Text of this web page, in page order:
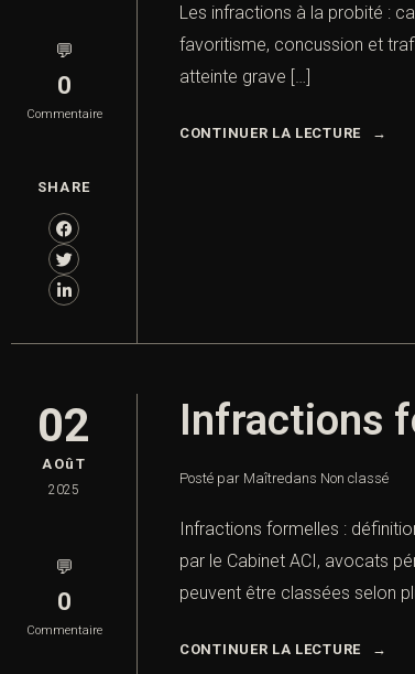
💬
0
Commentaire
SHARE
Les infractions à la probité :
favoritisme, concussion et
atteinte grave […]
CONTINUER LA LECTURE
02
AOûT
2025
💬
0
Commentaire
Infractions
Posté par Maîtredans Non classé
Infractions formelles :
par le Cabinet ACI, avocats
peuvent être classées selon
CONTINUER LA LECTURE